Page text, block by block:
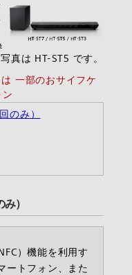
写真は HT-ST5 です。
一部のおサイフケ
のみ）
）
）機能を利用す
ートフォン、また